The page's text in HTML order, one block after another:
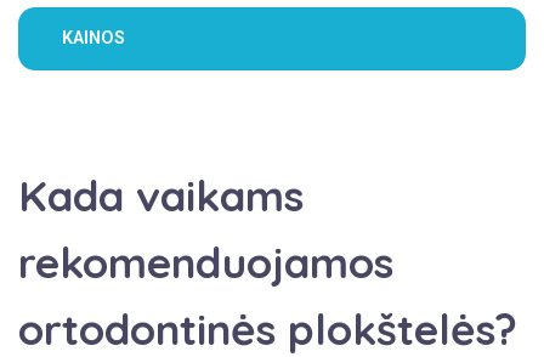
KAINOS
Kada vaikams
rekomenduojamos
ortodontinės plokštelės?